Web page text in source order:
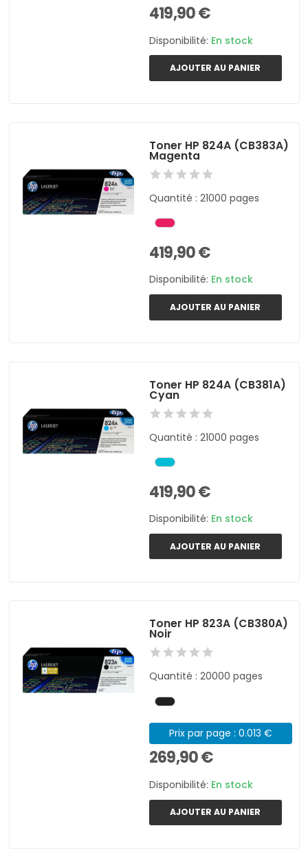
419,90 €
Disponibilité: En stock
AJOUTER AU PANIER
Toner HP 824A (CB383A)
Magenta
Quantité : 21000 pages
419,90 €
Disponibilité: En stock
AJOUTER AU PANIER
Toner HP 824A (CB381A)
Cyan
Quantité : 21000 pages
419,90 €
Disponibilité: En stock
AJOUTER AU PANIER
Toner HP 823A (CB380A)
Noir
Quantité : 20000 pages
Prix par page : 0.013 €
269,90 €
Disponibilité: En stock
AJOUTER AU PANIER